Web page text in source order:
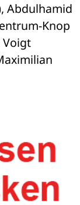
Abdulhamid
Knop
Voigt